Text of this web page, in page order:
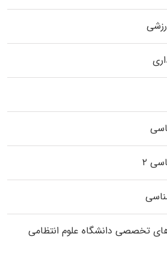
۲
تخصصی داﻧﺸﮕﺎه ﻋﻠﻮم انتظامی